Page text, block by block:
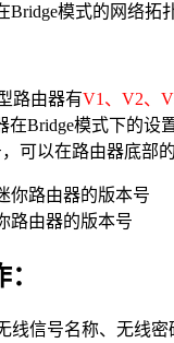
Bridge模式的网络拓
路由器有V1、V2、
在Bridge模式下的设
可以在路由器底部
路由器的版本号
线信号名称、无线